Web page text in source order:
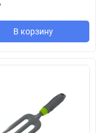
В корзину